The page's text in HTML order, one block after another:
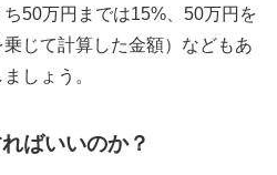
50万円までは15%、50万円を
じて計算した金額）などもあ
しょう。
ばいいのか？